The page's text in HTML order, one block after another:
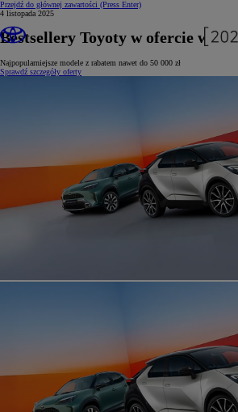
Przejdź do głównej zawartości (Press Enter)
4 listopada 2025
Bestsellery Toyoty w ofercie
Najpopularniejsze modele z rabatem nawet do 50 000 zł
Sprawdź szczegóły oferty